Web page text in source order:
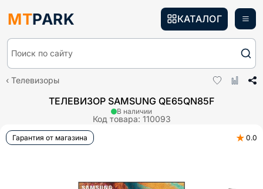
MTPARK
Поиск по сайту
КАТАЛОГ
Телевизоры
ТЕЛЕВИЗОР SAMSUNG QE65QN85F
Код товара: 110093
В наличии
Гарантия от магазина ★ 0.0